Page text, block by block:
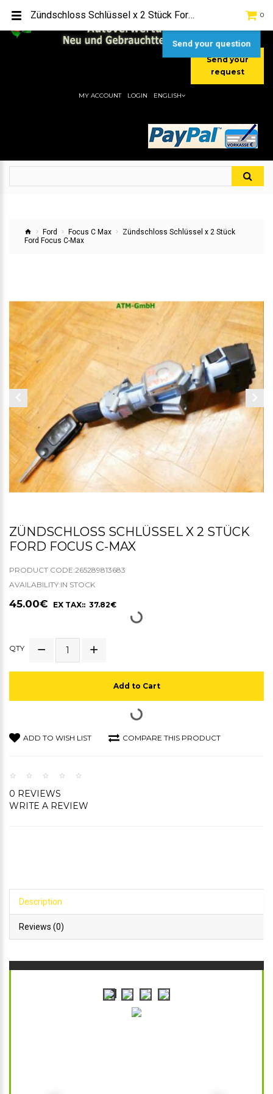
[+49] (0) 2232-5205
[+49] (0) 177 / 4080033
Send your
request
0
MY ACCOUNT LOGIN ENGLISH
Ford Focus C Max
Zündschloss Schlüssel x 2 Stück
Ford Focus C-Max
ZÜNDSCHLOSS SCHLÜSSEL X 2 STÜCK
FORD FOCUS C-MAX
PRODUCT CODE:265289813683
AVAILABILITY:IN STOCK
45.00€ EX TAX:: 37.82€
QTY
Add to Cart
ADD TO WISH LIST COMPARE THIS PRODUCT
0 REVIEWS
WRITE A REVIEW
Description
Reviews (0)
Zündschloss Schlüssel x 2 Stück Ford Focus C-Max
Send your question